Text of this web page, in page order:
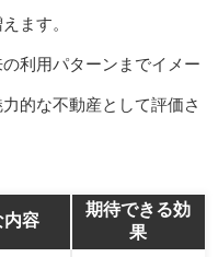
ます。
利用パターンまでイメー
的な不動産として評価さ
内容
期待できる効
果